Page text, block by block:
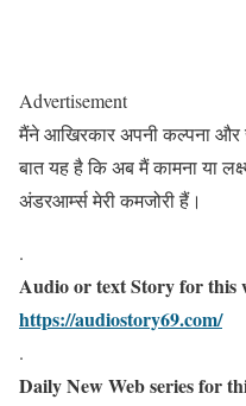
Advertisement
मैंने आखिरकार अपनी कल्पना और
बात यह है कि अब मैं कामना या
अंडरआर्म्स मेरी कमजोरी हैं।
.
Audio or text Story for this
https://audiostory69.com/
.
Daily New Web series for